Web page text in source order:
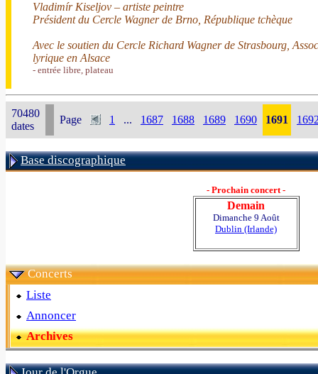
Vladimír Kiseljov – artiste peintre
Président du Cercle Wagner de Brno, République tchèque
Avec le soutien du Cercle Richard Wagner de Strasbourg,
lyrique en Alsace
- entrée libre, plateau
70480
dates
Page 1 ... 1687 1688 1689 1690 1691
Base discographique
- Prochain concert -
Demain
Dimanche 9 Août
Dublin (Irlande)
Concerts
Liste
Annoncer
Archives